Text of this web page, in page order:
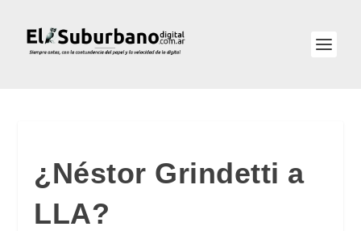
¿Néstor Grindetti a
LLA?